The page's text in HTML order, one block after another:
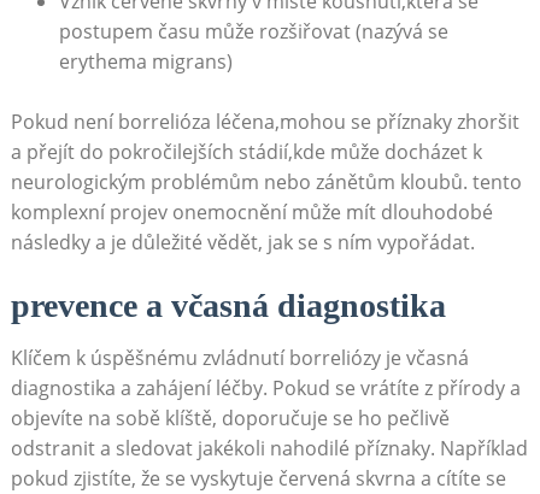
postupem času může rozšiřovat (nazývá se
erythema migrans)
Pokud není borrelióza léčena,mohou se příznaky zhoršit
a přejít do pokročilejších stádií,kde může docházet k
neurologickým problémům nebo zánětům kloubů. tento
komplexní projev onemocnění může mít dlouhodobé
následky a je důležité vědět, jak se s ním vypořádat.
prevence a včasná diagnostika
Klíčem k úspěšnému zvládnutí borreliózy je včasná
diagnostika a zahájení léčby. Pokud se vrátíte z přírody a
objevíte na sobě klíště, doporučuje se ho pečlivě
odstranit a sledovat jakékoli nahodilé příznaky. Například
pokud zjistíte, že se vyskytuje červená skvrna a cítíte se